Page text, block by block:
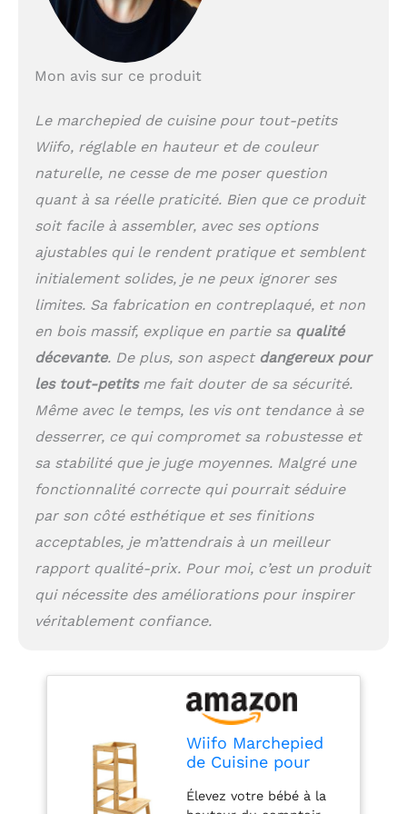
de 40,6 cm, 47 cm et
pour obtenir la hauteur
Fabriqué à partir de
bois, soigneusement
revêtement durable,
non toxique et sans
plomb. Les balustrades
à quatre côtés offrent
un soutien parfait
lorsque votre bébé est à
l'intérieur. Assise en
éviter tout risque de
chute.
Poids de
seulement 5,7 kg avec
chaque côté, facile et
pratique pour les
enfants de déplacer le
tabouret
indépendamment. Âge :
18 mois à 5 ans,
68 kg.
Mon avis sur ce produit
Le marchepied de cuisine pour tout-petits
Wiifo, réglable en hauteur et de couleur
naturelle, ne cesse de me poser question
quant à sa réelle praticité. Bien que ce produit
soit facile à assembler, avec ses options
ajustables qui le rendent pratique et semblent
initialement solides, je ne peux ignorer ses
limites. Sa fabrication en contreplaqué, et non
en bois massif, explique en partie sa qualité
décevante. De plus, son aspect dangereux pour
les tout-petitsme fait douter de sa sécurité.
Même avec le temps, les vis ont tendance à se
desserrer, ce qui compromet sa robustesse et
sa stabilité que je juge moyennes. Malgré une
fonctionnalité correcte qui pourrait séduire
par son côté esthétique et ses finitions
acceptables, je m’attendrais à un meilleur
rapport qualité-prix. Pour moi, c’est un produit
qui nécessite des améliorations pour inspirer
véritablement confiance.
Wiifo Marchepied
de Cuisine pour
Hauteur réglable en
Élevez votre bébé à la